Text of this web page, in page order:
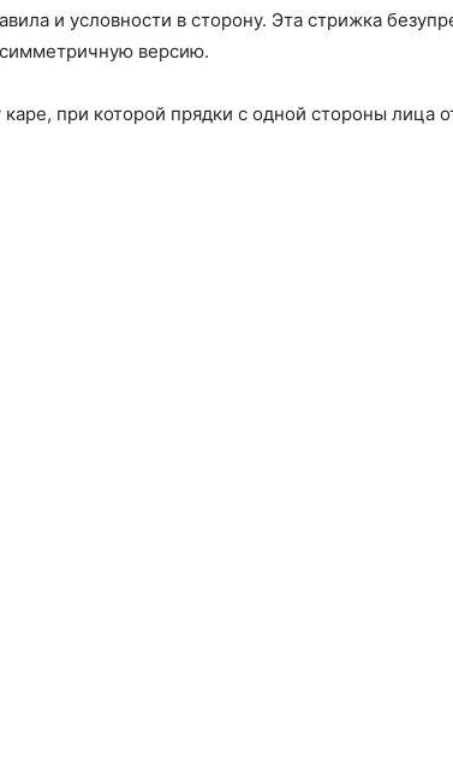
и условности в сторону. Эта стрижка
версию.
при которой прядки с одной стороны лица